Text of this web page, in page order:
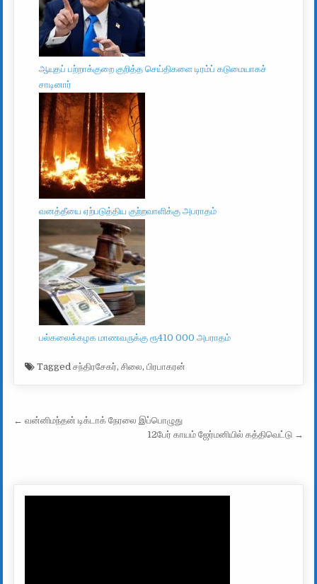
ஆயுதப் பற்றாக்குறை குறித்த செய்திகளை டிரம்ப் கடுமையாகச்
சாடினார்
வனத்தீயை ஏற்படுத்திய குற்றவாளிக்கு அபராதம்
பல்கலைக்கழக மாணவருக்கு ரூ410 000 அபராதம்
Taggedசந்திரசேகர்,சிலை,பிரபாகரன்
Post navigation
← வன்னிமந்தன் டிக்டாக் நேரலை இப்பொழுது
12பேர் காயம் ஜேர்மனியில் கத்திவெட்டு →